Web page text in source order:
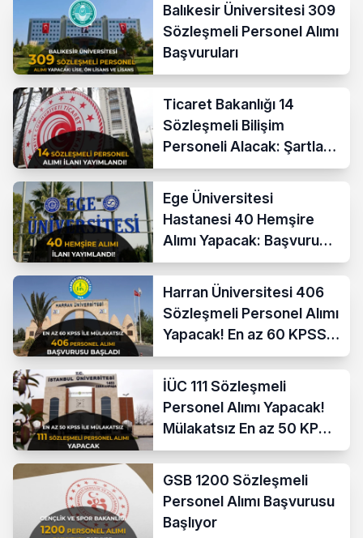
Balıkesir Üniversitesi 309
Sözleşmeli Personel Alımı
Başvuruları
Ticaret Bakanlığı 14
Sözleşmeli Bilişim
Personeli Alacak: Şartlar
ve Ücretler
Ege Üniversitesi
Hastanesi 40 Hemşire
Alımı Yapacak: Başvuru
Şartları ve KPSS Puanı
Harran Üniversitesi 406
Sözleşmeli Personel Alımı
Yapacak! En az 60 KPSS
ve Lise
İÜC 111 Sözleşmeli
Personel Alımı Yapacak!
Mülakatsız En az 50 KPSS
ve Lise Mezunu
GSB 1200 Sözleşmeli
Personel Alımı Başvurusu
Başlıyor